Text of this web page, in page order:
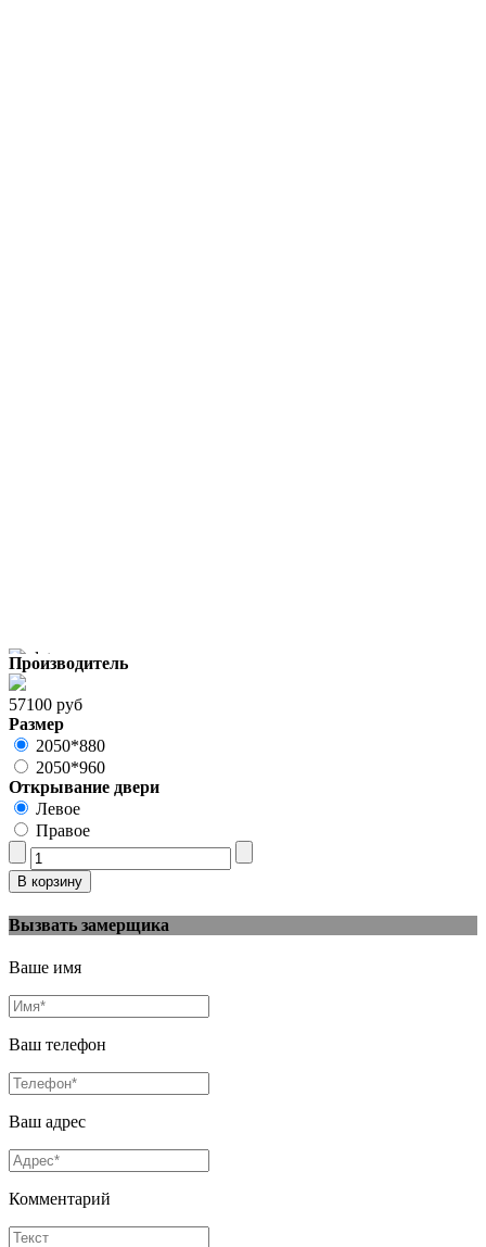
Производитель
57100 руб
Размер
2050*880
2050*960
Открывание двери
Левое
Правое
Вызвать замерщика
Ваше имя
Ваш телефон
Ваш адрес
Комментарий